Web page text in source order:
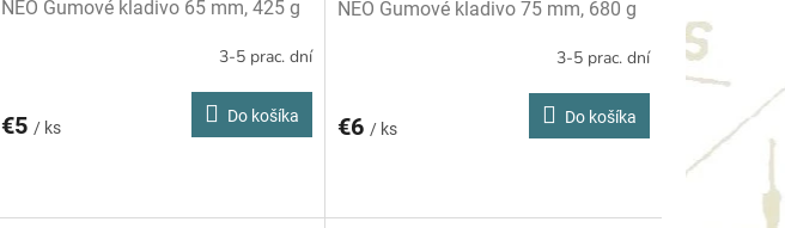
NEO Gumové kladivo 65 mm, 425 g
3-5 prac. dní
€5 / ks
Do košíka
NEO Gumové kladivo 75 mm, 680 g
3-5 prac. dní
€6 / ks
Do košíka